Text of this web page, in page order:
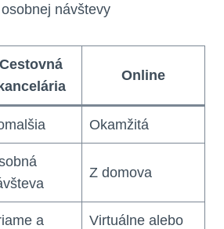
návštevy
Cestovná
Online
Okamžitá
Z domova
a
Virtuálne alebo